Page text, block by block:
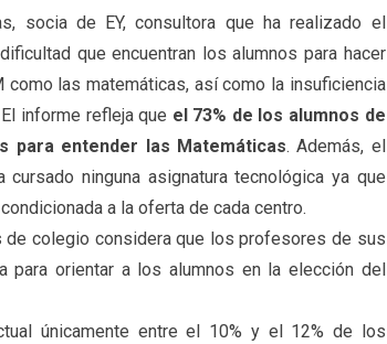
socia de EY, consultora que ha realizado el
que encuentran los alumnos para hacer
las matemáticas, así como la insuficiencia
informe refleja que el 73% de los alumnos de
para entender las Matemáticas. Además, el
ninguna asignatura tecnológica ya que
a la oferta de cada centro.
colegio considera que los profesores de sus
para orientar a los alumnos en la elección del
únicamente entre el 10% y el 12% de los